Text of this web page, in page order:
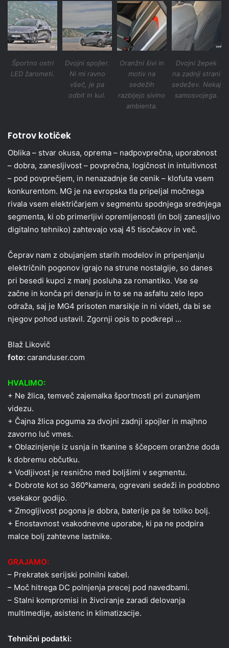
Športno ostri
LED žarometi.
Dvojni spojler.
Ni mi ravno
všeč, je pa
odbit in kul.
Oranžni šivi in
motiv na
sedežih
razbijejo sivino
ambienta.
Dvojni žepek
na zadnji strani
sedežev. Nekaj
samosvojega.
Fotrov kotiček
Oblika – stvar okusa, oprema – nadpovprečna, uporabnost
– dobra, zanesljivost – povprečna, logičnost in intuitivnost
– pod povprečjem, in nenazadnje še cenik – klofuta vsem
konkurentom. MG je na evropska tla pripeljal močnega
rivala vsem električarjem v segmentu spodnjega srednjega
segmenta, ki ob primerljivi opremljenosti (in bolj zanesljivo
digitalno tehniko) zahtevajo vsaj 45 tisočakov in več.
Čeprav nam z obujanjem starih modelov in pripenjanju
električnih pogonov igrajo na strune nostalgije, so danes
pri besedi kupci z manj posluha za romantiko. Vse se
začne in konča pri denarju in to se na asfaltu zelo lepo
odraža, saj je MG4 prisoten marsikje in ni videti, da bi se
njegov pohod ustavil. Zgornji opis to podkrepi …
Blaž Likovič
foto: caranduser.com
HVALIMO:
+ Ne žlica, temveč zajemalka športnosti pri zunanjem
videzu.
+ Čajna žlica poguma za dvojni zadnji spojler in majhno
zavorno luč vmes.
+ Oblazinjenje iz usnja in tkanine s ščepcem oranžne doda
k dobremu občutku.
+ Vodljivost je resnično med boljšimi v segmentu.
+ Dobrote kot so 360°kamera, ogrevani sedeži in podobno
vsekakor godijo.
+ Zmogljivost pogona je dobra, baterije pa še toliko bolj.
+ Enostavnost vsakodnevne uporabe, ki pa ne podpira
malce bolj zahtevne lastnike.
GRAJAMO:
– Prekratek serijski polnilni kabel.
– Moč hitrega DC polnjenja precej pod navedbami.
– Stalni kompromisi in živciranje zaradi delovanja
multimedije, asistenc in klimatizacije.
Tehnični podatki: